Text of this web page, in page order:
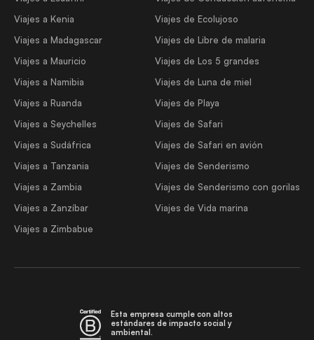
Viajes a Kenia
Viajes a Madagascar
Viajes a Mauricio
Viajes a Namibia
Viajes a Ruanda
Viajes a Seychelles
Viajes a Sudáfrica
Viajes a Tanzania
Viajes a Zambia
Viajes a Zanzíbar
Viajes a Zimbabue
Viajes de Ecolujoso
Viajes de Libre de malaria
Viajes de Los 5 grandes
Viajes de Luna de miel
Viajes de Playa
Viajes de Safari
Viajes de Safari en avión
Viajes de Senderismo
Viajes de Senderismo con gorilas
Viajes de Vida marina
Esta empresa cumple con altos
estándares de impacto social y
ambiental.